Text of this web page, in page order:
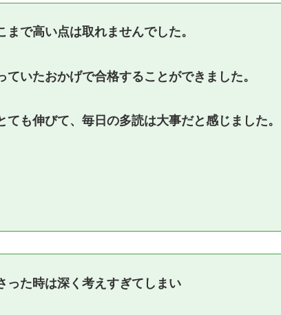
で高い点は取れませんでした。
いたおかげで合格することができました。
も伸びて、毎日の多読は大事だと感じました。
った時は深く考えすぎてしまい